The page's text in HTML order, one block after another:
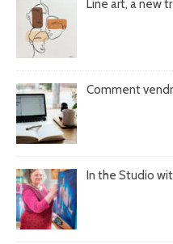
Line art, a new
Comment
In the Studio